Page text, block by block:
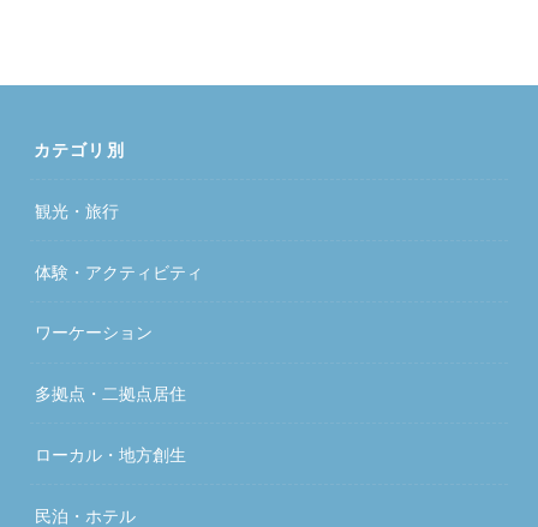
カテゴリ別
観光・旅行
体験・アクティビティ
ワーケーション
多拠点・二拠点居住
ローカル・地方創生
民泊・ホテル